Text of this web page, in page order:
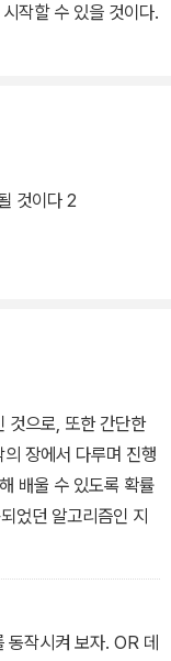
작할 수 있을 것이다.
차원 감축, EM 알고
최적화를 다루었으
고 다양한 학습자들
행해 볼 것을 추천한
부적인 예제를 제공
저자의 웹페이지에
1.1 데이터에 질량이 있다면 지구는 블랙홀이 될 것이다 2
것으로, 또한 간단한
장에서 다루며 진행
배울 수 있도록 확률
었던 알고리즘인 지
작시켜 보자. OR 데